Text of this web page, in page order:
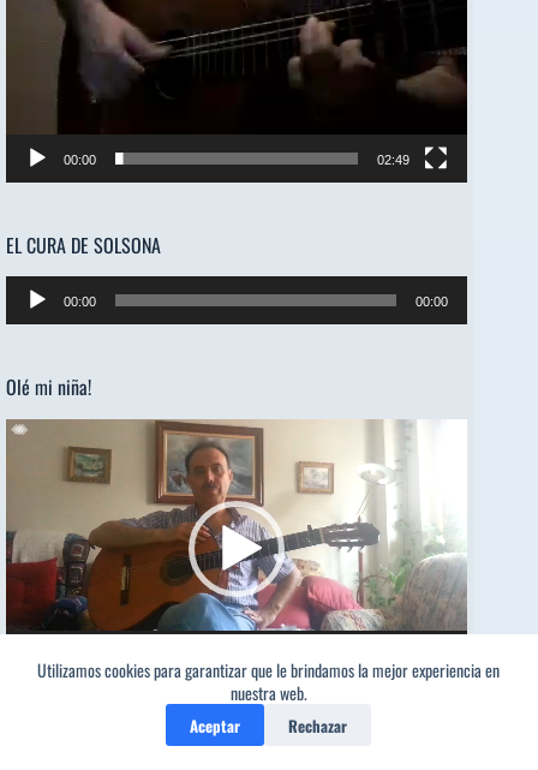
Utilizamos cookies para garantizar que le brindamos la mejor experiencia en
nuestra web.
Aceptar Rechazar
00:00 02:49
EL CURA DE SOLSONA
Reproductor
de
00:00 00:00
Olé mi niña!
Reproductor